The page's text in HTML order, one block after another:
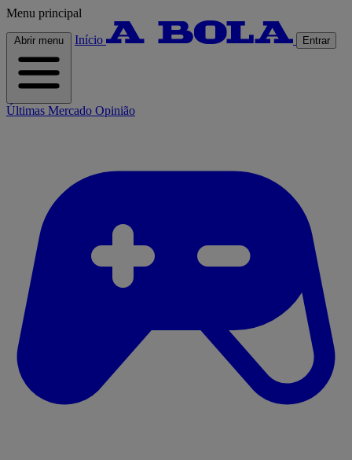
Menu principal
Abrir menu Início Entrar
Últimas Mercado Opinião